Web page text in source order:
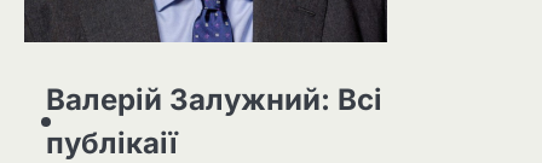
Валерій Залужний: Всі
публікаії